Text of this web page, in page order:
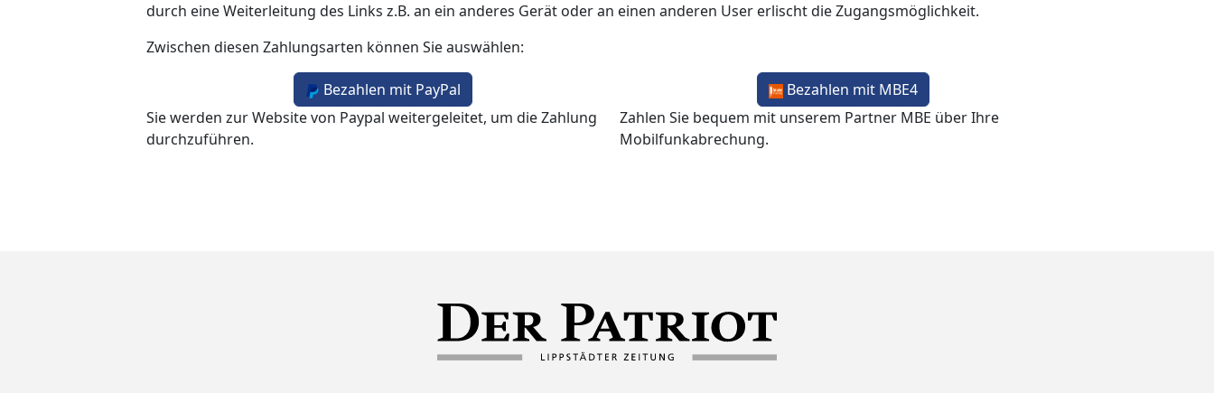
durch eine Weiterleitung des Links z.B. an ein anderes Gerät oder an einen anderen User erlischt die Zugangsmöglichkeit.
Zwischen diesen Zahlungsarten können Sie auswählen:
Bezahlen mit PayPal
Sie werden zur Website von Paypal weitergeleitet, um die Zahlung
durchzuführen.
Bezahlen mit MBE4
Zahlen Sie bequem mit unserem Partner MBE über Ihre
Mobilfunkabrechung.